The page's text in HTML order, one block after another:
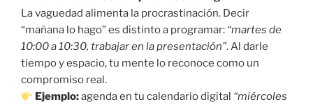
La vaguedad alimenta la procrastinación. Decir
“mañana lo hago” es distinto a programar: “martes de
10:00 a 10:30, trabajar en la presentación”. Al darle
tiempo y espacio, tu mente lo reconoce como un
compromiso real.
Ejemplo:agenda en tu calendario digital “miércoles